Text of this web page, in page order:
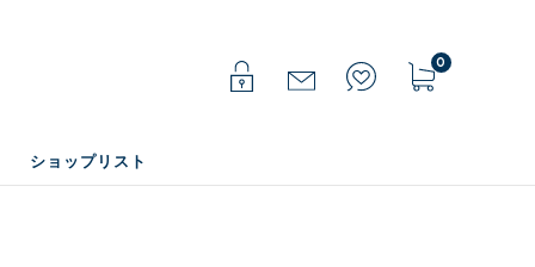
0
ショップリスト